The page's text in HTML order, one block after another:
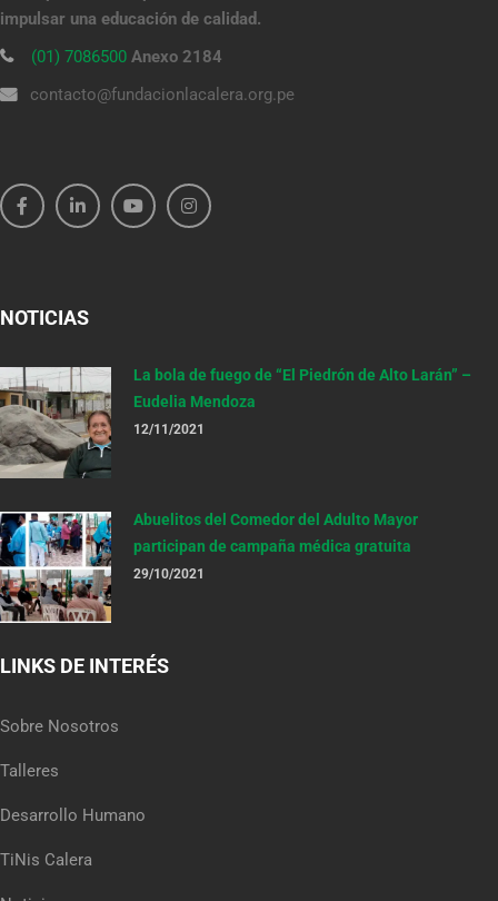
impulsar una educación de calidad.
(01) 7086500 Anexo 2184
contacto@fundacionlacalera.org.pe
NOTICIAS
La bola de fuego de “El Piedrón de Alto Larán” –
Eudelia Mendoza
12/11/2021
Abuelitos del Comedor del Adulto Mayor
participan de campaña médica gratuita
29/10/2021
LINKS DE INTERÉS
Sobre Nosotros
Talleres
Desarrollo Humano
TiNis Calera